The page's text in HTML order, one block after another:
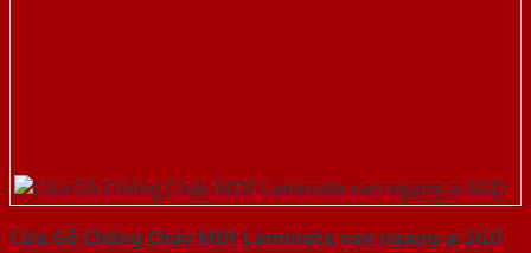
Cửa Gỗ Chống Cháy MDF Laminate van ngang-a-SGD